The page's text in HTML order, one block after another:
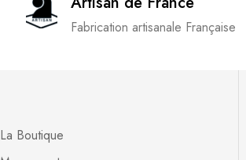
Fabrication artisanale Française
La Boutique